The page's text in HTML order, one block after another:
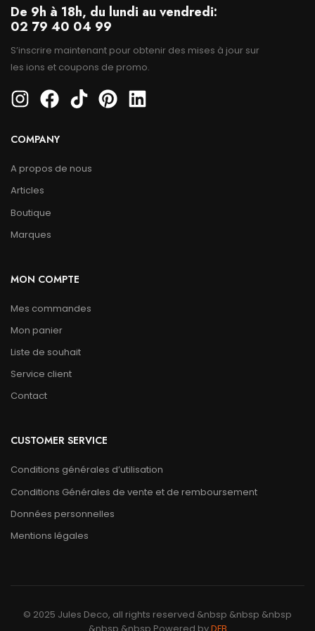
De 9h à 18h, du lundi au vendredi:
02 79 40 04 99
S’inscrire maintenant pour obtenir des mises à jour sur
les ions et coupons de promo.
COMPANY
A propos de nous
Articles
Boutique
Marques
MON COMPTE
Mes commandes
Mon panier
Liste de souhait
Service client
Contact
CUSTOMER SERVICE
Conditions générales d’utilisation
Conditions Générales de vente et de remboursement
Données personnelles
Mentions légales
© 2025 Jules Deco, all rights reserved &nbsp &nbsp &nbsp